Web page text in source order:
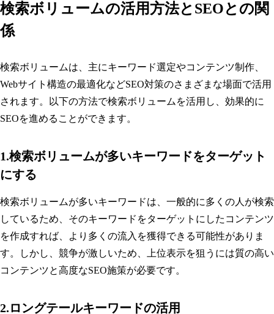
検索ボリュームの活用方法とSEOとの関
係
検索ボリュームは、主にキーワード選定やコンテンツ制作、
Webサイト構造の最適化などSEO対策のさまざまな場面で活用
されます。以下の方法で検索ボリュームを活用し、効果的に
SEOを進めることができます。
1.検索ボリュームが多いキーワードをターゲット
にする
検索ボリュームが多いキーワードは、一般的に多くの人が検索
しているため、そのキーワードをターゲットにしたコンテンツ
を作成すれば、より多くの流入を獲得できる可能性がありま
す。しかし、競争が激しいため、上位表示を狙うには質の高い
コンテンツと高度なSEO施策が必要です。
2.ロングテールキーワードの活用